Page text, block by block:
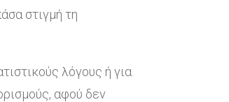
στιγμή τη
λόγους ή για
αφού δεν